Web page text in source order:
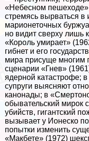
«Небесном
стремясь вырваться
марионеточных
но видит сверху лишь
«Король умирает»
гибнет и его
мира присуще многим
сценарии «Гнев»
ядерной катастрофе;
супруги выясняют
канонады; в
обывательский мирок
убийств, гигантский
вызывает у Ионеско
попытки изменить
«Макбете» (1972)